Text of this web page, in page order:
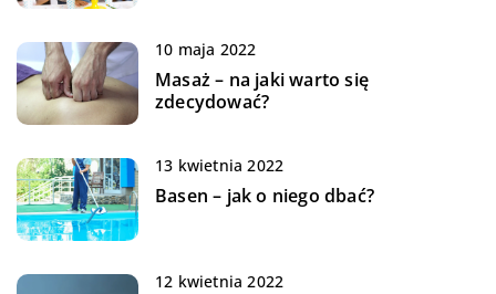
10 maja 2022
Masaż – na jaki warto się
zdecydować?
13 kwietnia 2022
Basen – jak o niego dbać?
12 kwietnia 2022